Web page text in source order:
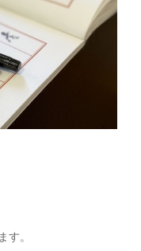
す。